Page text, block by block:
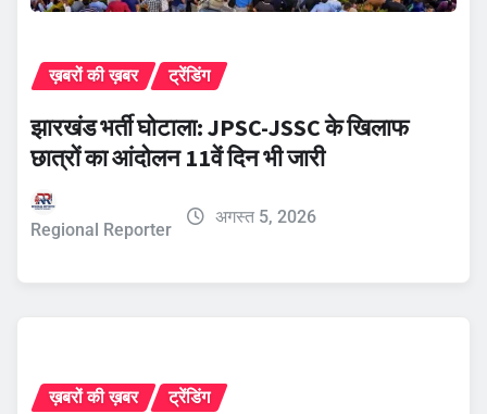
ख़बरों की ख़बर ट्रेंडिंग
झारखंड भर्ती घोटाला: JPSC-JSSC के खिलाफ
छात्रों का आंदोलन 11वें दिन भी जारी
Regional Reporter
अगस्त 5, 2026
ख़बरों की ख़बर ट्रेंडिंग